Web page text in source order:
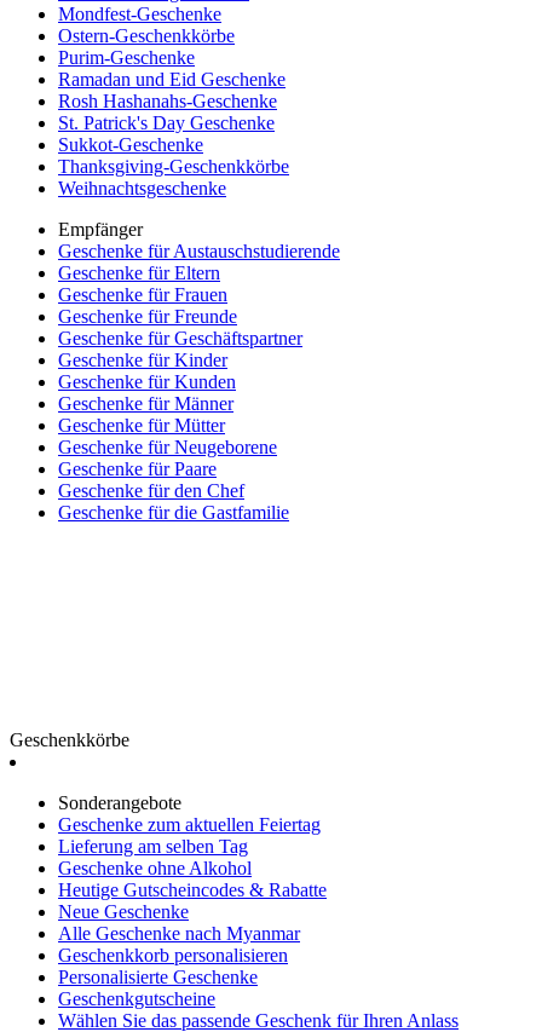
Mondfest-Geschenke
Ostern-Geschenkkörbe
Purim-Geschenke
Ramadan und Eid Geschenke
Rosh Hashanahs-Geschenke
St. Patrick's Day Geschenke
Sukkot-Geschenke
Thanksgiving-Geschenkkörbe
Weihnachtsgeschenke
Empfänger
Geschenke für Austauschstudierende
Geschenke für Eltern
Geschenke für Frauen
Geschenke für Freunde
Geschenke für Geschäftspartner
Geschenke für Kinder
Geschenke für Kunden
Geschenke für Männer
Geschenke für Mütter
Geschenke für Neugeborene
Geschenke für Paare
Geschenke für den Chef
Geschenke für die Gastfamilie
Geschenkkörbe
Sonderangebote
Geschenke zum aktuellen Feiertag
Lieferung am selben Tag
Geschenke ohne Alkohol
Heutige Gutscheincodes & Rabatte
Neue Geschenke
Alle Geschenke nach Myanmar
Geschenkkorb personalisieren
Personalisierte Geschenke
Geschenkgutscheine
Wählen Sie das passende Geschenk für Ihren Anlass